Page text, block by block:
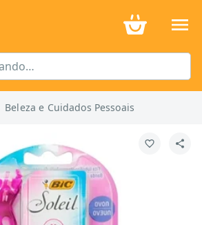
Beleza e Cuidados Pessoais